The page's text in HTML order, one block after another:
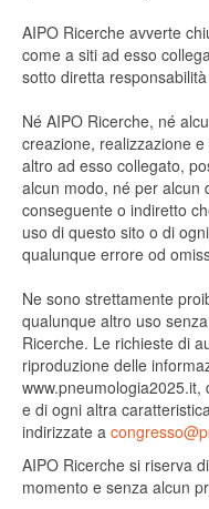
AIPO Ricerche avverte
come a siti ad esso
sotto diretta
Né AIPO Ricerche, né
creazione, realizzazione
altro ad esso collegato,
alcun modo, né per alcun
conseguente o indiretto
uso di questo sito o di
qualunque errore od
Ne sono strettamente
qualunque altro uso
Ricerche. Le richieste di
riproduzione delle
e di ogni altra
indirizzate a
AIPO Ricerche si riserva
momento e senza alcun